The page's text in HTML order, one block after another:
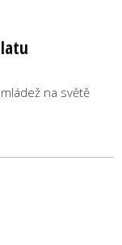
na světě